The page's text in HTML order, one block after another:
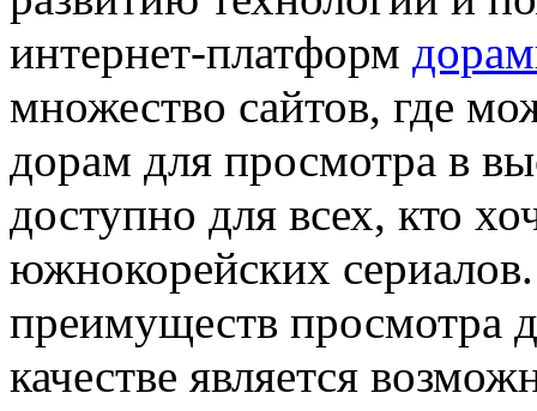
интернет-платформ
множество сайтов, где
дорам для просмотра в
доступно для всех, кто
южнокорейских
преимуществ просмотра
качестве является